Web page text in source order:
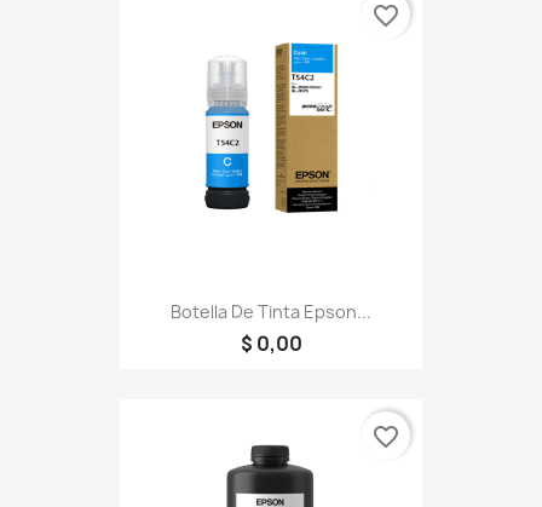
Botella De Tinta Epson...
$ 0,00
favorite_border
favorite_border